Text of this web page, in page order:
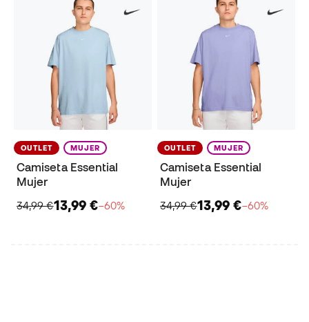
OUTLET MUJER
Camiseta Essential
Mujer
34,99 €13,99 €−60%
OUTLET MUJER
Camiseta Essential
Mujer
34,99 €13,99 €−60%